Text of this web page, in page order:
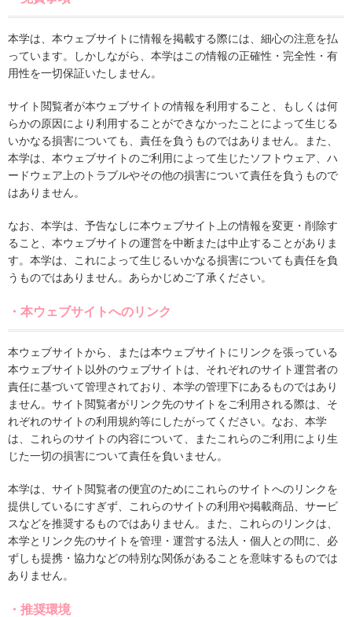
本学は、本ウェブサイトに情報を掲載する際には、細心の注意を払
っています。しかしながら、本学はこの情報の正確性・完全性・有
用性を一切保証いたしません。
サイト閲覧者が本ウェブサイトの情報を利用すること、もしくは何
らかの原因により利用することができなかったことによって生じる
いかなる損害についても、責任を負うものではありません。また、
本学は、本ウェブサイトのご利用によって生じたソフトウェア、ハ
ードウェア上のトラブルやその他の損害について責任を負うもので
はありません。
なお、本学は、予告なしに本ウェブサイト上の情報を変更・削除す
ること、本ウェブサイトの運営を中断または中止することがありま
す。本学は、これによって生じるいかなる損害についても責任を負
うものではありません。あらかじめご了承ください。
・本ウェブサイトへのリンク
本ウェブサイトから、または本ウェブサイトにリンクを張っている
本ウェブサイト以外のウェブサイトは、それぞれのサイト運営者の
責任に基づいて管理されており、本学の管理下にあるものではあり
ません。サイト閲覧者がリンク先のサイトをご利用される際は、そ
れぞれのサイトの利用規約等にしたがってください。なお、本学
は、これらのサイトの内容について、またこれらのご利用により生
じた一切の損害について責任を負いません。
本学は、サイト閲覧者の便宜のためにこれらのサイトへのリンクを
提供しているにすぎず、これらのサイトの利用や掲載商品、サービ
スなどを推奨するものではありません。また、これらのリンクは、
本学とリンク先のサイトを管理・運営する法人・個人との間に、必
ずしも提携・協力などの特別な関係があることを意味するものでは
ありません。
・推奨環境